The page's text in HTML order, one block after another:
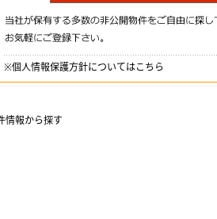
※個人情報保護方針についてはこちら
情報から探す